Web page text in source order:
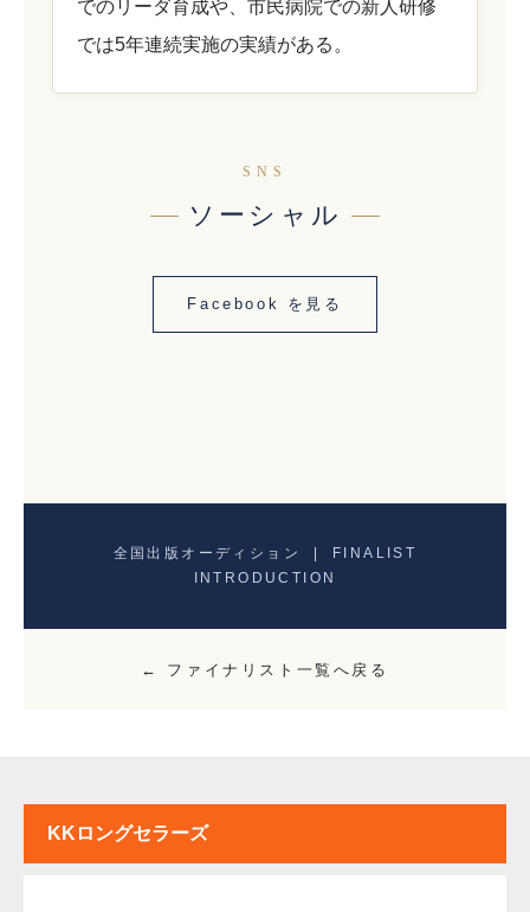
でのリーダ育成や、市民病院での新人研修
では5年連続実施の実績がある。
SNS
ソーシャル
Facebook を見る
全国出版オーディション | FINALIST
INTRODUCTION
← ファイナリスト一覧へ戻る
KKロングセラーズ